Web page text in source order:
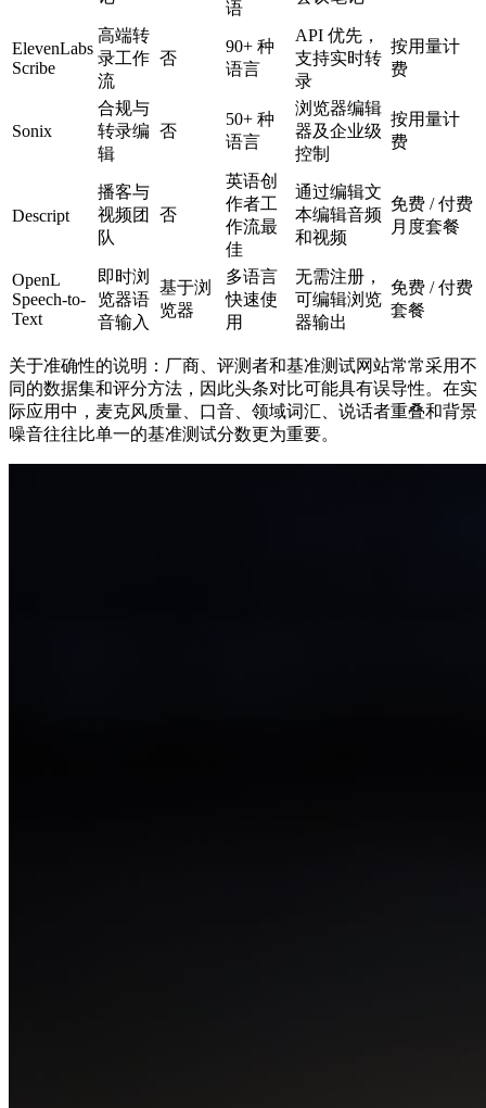
语
ElevenLabs
Scribe
高端转
录工作
流
否
90+ 种
语言
API 优先，
支持实时转
录
按用量计
费
Sonix
合规与
转录编
辑
否
50+ 种
语言
浏览器编辑
器及企业级
控制
按用量计
费
Descript
播客与
视频团
队
否
英语创
作者工
作流最
佳
通过编辑文
本编辑音频
和视频
免费 / 付费
月度套餐
OpenL
Speech-to-
Text
即时浏
览器语
音输入
基于浏
览器
多语言
快速使
用
无需注册，
可编辑浏览
器输出
免费 / 付费
套餐
关于准确性的说明：厂商、评测者和基准测试网站常常采用不
同的数据集和评分方法，因此头条对比可能具有误导性。在实
际应用中，麦克风质量、口音、领域词汇、说话者重叠和背景
噪音往往比单一的基准测试分数更为重要。